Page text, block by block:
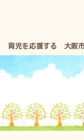
育児を応援する 大阪